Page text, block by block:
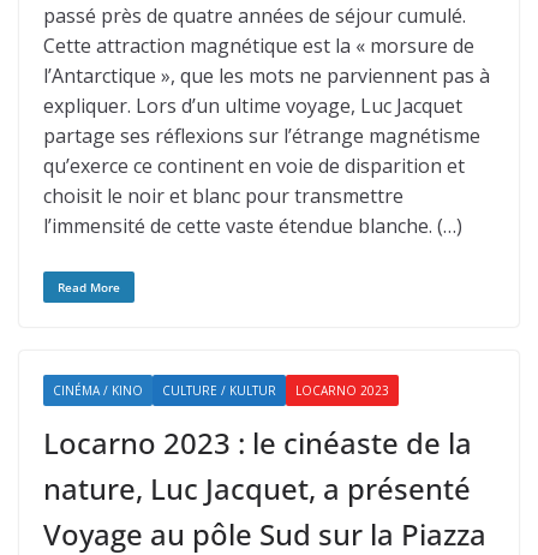
passé près de quatre années de séjour cumulé.
Cette attraction magnétique est la « morsure de
l’Antarctique », que les mots ne parviennent pas à
expliquer. Lors d’un ultime voyage, Luc Jacquet
partage ses réflexions sur l’étrange magnétisme
qu’exerce ce continent en voie de disparition et
choisit le noir et blanc pour transmettre
l’immensité de cette vaste étendue blanche. (…)
Read More
CINÉMA / KINO CULTURE / KULTUR LOCARNO 2023
Locarno 2023 : le cinéaste de la
nature, Luc Jacquet, a présenté
Voyage au pôle Sud sur la Piazza